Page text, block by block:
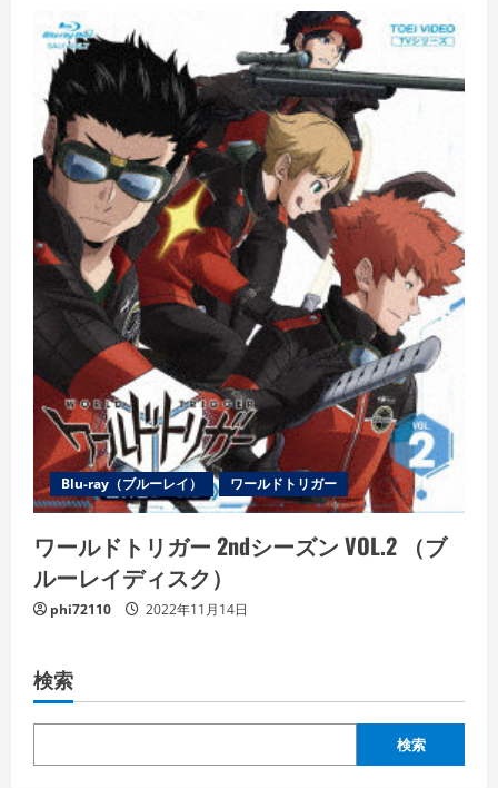
Blu-ray（ブルーレイ） ワールドトリガー
ワールドトリガー 2ndシーズン VOL.2 （ブ
ルーレイディスク）
phi72110 2022年11月14日
検索
検索